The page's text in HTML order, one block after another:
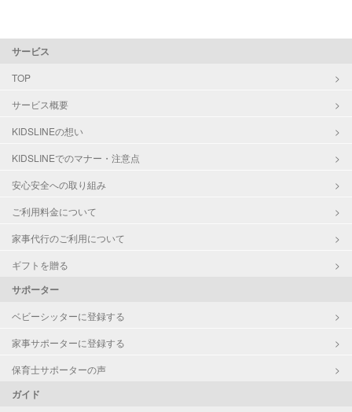
幼稚園教諭
対応可能/特徴
病児対応
レッスン
定期予約
お子様の撮影
（定期特典）
サービス
TOP
サービス概要
KIDSLINEの想い
KIDSLINEでのマナー・注意点
安心安全への取り組み
ご利用料金について
家事代行のご利用について
ギフトを贈る
サポーター
ベビーシッターに登録する
家事サポーターに登録する
保育士サポーターの声
ガイド